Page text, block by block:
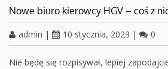
Nowe biuro kierowcy HGV – coś z
admin | 10 stycznia, 2023 | 0
Nie będę się rozpisywał, lepiej